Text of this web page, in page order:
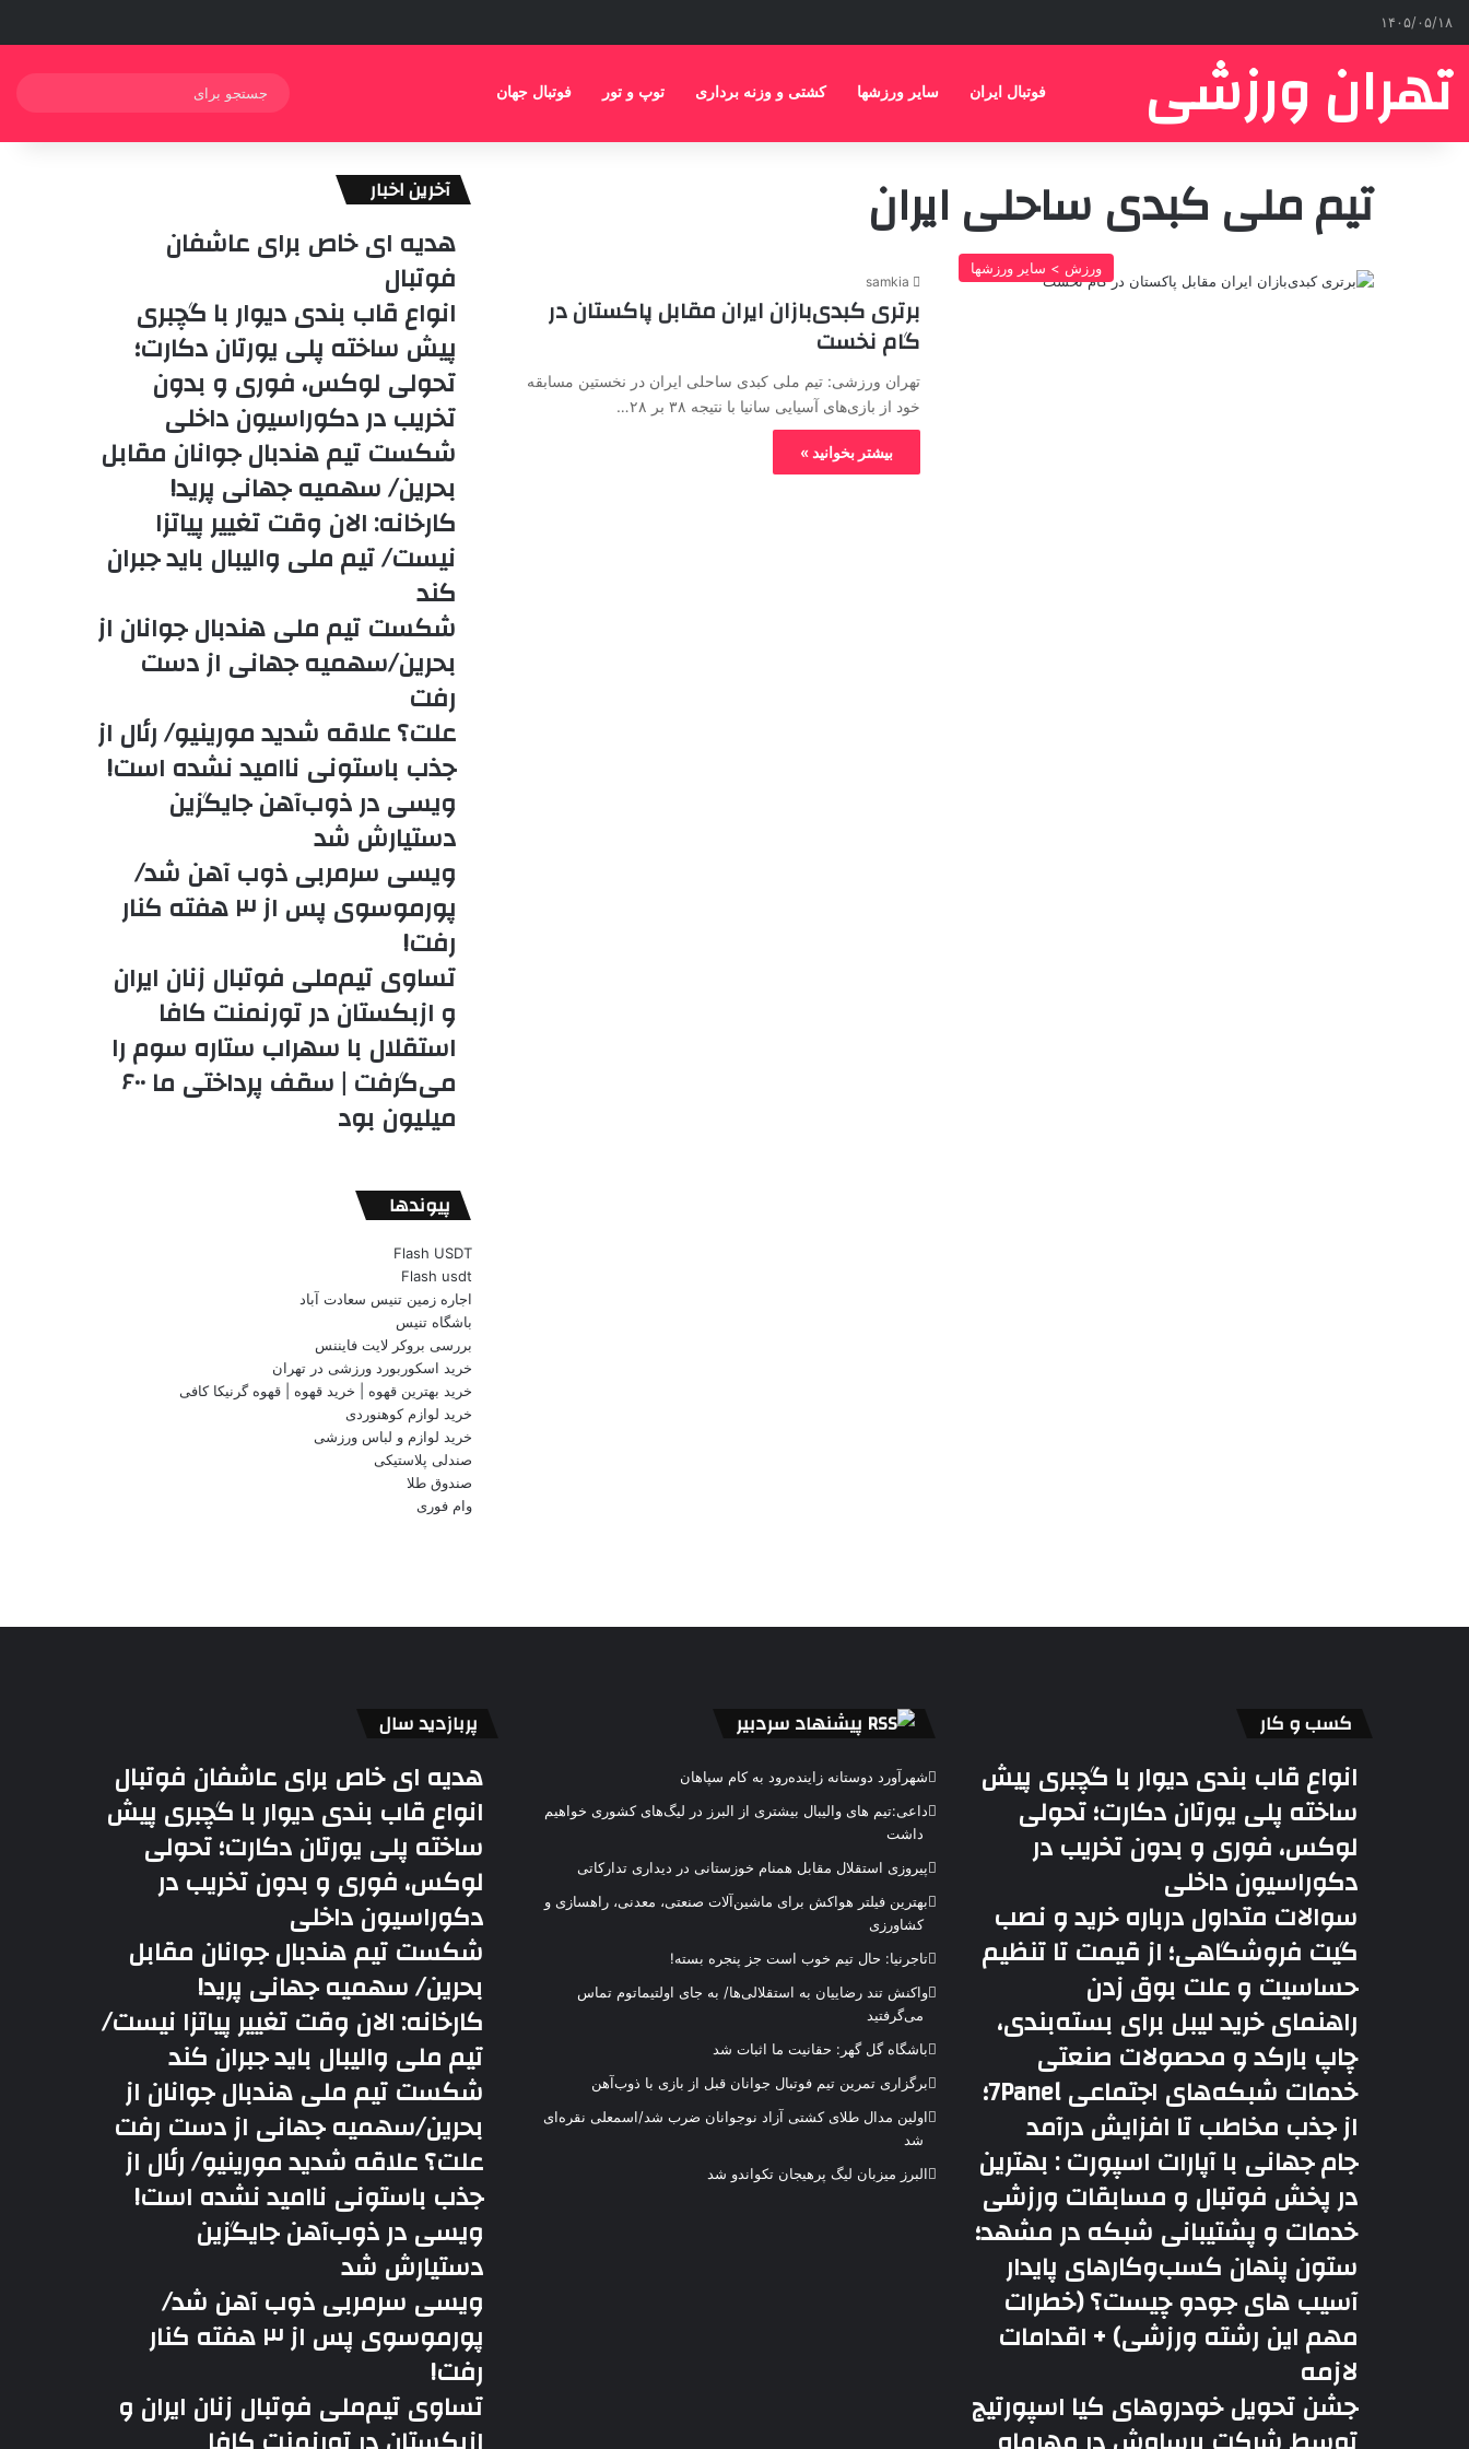
۱۴۰۵/۰۵/۱۸
تهران ورزشی فوتبال ایران سایر ورزشها کشتی و وزنه برداری توپ و تور فوتبال جهان
تیم ملی کبدی ساحلی ایران
ورزش > سایر ورزشها
samkia
برتری کبدی‌بازان ایران مقابل پاکستان در
گام نخست
تهران ورزشی: تیم ملی کبدی ساحلی ایران در نخستین مسابقه
خود از بازی‌های آسیایی سانیا با نتیجه ۳۸ بر ۲۸…
بیشتر بخوانید »
آخرین اخبار
هدیه ای خاص برای عاشفان
فوتبال
انواع قاب بندی دیوار با گچبری
پیش ساخته پلی یورتان دکارت؛
تحولی لوکس، فوری و بدون
تخریب در دکوراسیون داخلی
شکست تیم هندبال جوانان مقابل
بحرین/ سهمیه جهانی پرید!
کارخانه: الان وقت تغییر پیاتزا
نیست/ تیم ملی والیبال باید جبران
کند
شکست تیم ملی هندبال جوانان از
بحرین/سهمیه جهانی از دست
رفت
علت؟ علاقه شدید مورینیو/ رئال از
جذب باستونی ناامید نشده است!
ویسی در ذوب‌آهن جایگزین
دستیارش شد
ویسی سرمربی ذوب آهن شد/
پورموسوی پس از ۳ هفته کنار
رفت!
تساوی تیم‌ملی فوتبال زنان ایران
و ازبکستان در تورنمنت کافا
استقلال با سهراب ستاره سوم را
می‌گرفت | سقف پرداختی ما ۶۰۰
میلیون بود
پیوندها
Flash USDT
Flash usdt
اجاره زمین تنیس سعادت آباد
باشگاه تنیس
بررسی بروکر لایت فایننس
خرید اسکوربورد ورزشی در تهران
خرید بهترین قهوه | خرید قهوه | قهوه گرنیکا کافی
خرید لوازم کوهنوردی
خرید لوازم و لباس ورزشی
صندلی پلاستیکی
صندوق طلا
وام فوری
کسب و کار
انواع قاب بندی دیوار با گچبری پیش
ساخته پلی یورتان دکارت؛ تحولی
لوکس، فوری و بدون تخریب در
دکوراسیون داخلی
سوالات متداول درباره خرید و نصب
گیت فروشگاهی؛ از قیمت تا تنظیم
حساسیت و علت بوق زدن
راهنمای خرید لیبل برای بسته‌بندی،
چاپ بارکد و محصولات صنعتی
خدمات شبکه‌های اجتماعی 7Panel؛
از جذب مخاطب تا افزایش درآمد
جام جهانی با آپارات اسپورت : بهترین
در پخش فوتبال و مسابقات ورزشی
خدمات و پشتیبانی شبکه در مشهد؛
ستون پنهان کسب‌وکارهای پایدار
آسیب های جودو چیست؟ (خطرات
مهم این رشته ورزشی) + اقدامات
لازمه
جشن تحویل خودروهای کیا اسپورتیج
پیشنهاد سردبیر
شهرآورد دوستانه زاینده‌رود به کام سپاهان
داعی:تیم های والیبال بیشتری از البرز در لیگ‌های کشوری خواهیم
داشت
پیروزی استقلال مقابل همنام خوزستانی در دیداری تدارکاتی
بهترین فیلتر هواکش برای ماشین‌آلات صنعتی، معدنی، راهسازی و
کشاورزی
تاجرنیا: حال تیم خوب است جز پنجره بسته!
واکنش تند رضاییان به استقلالی‌ها/ به جای اولتیماتوم تماس
می‌گرفتید
باشگاه گل گهر: حقانیت ما اثبات شد
برگزاری تمرین تیم فوتبال جوانان قبل از بازی با ذوب‌آهن
اولین مدال طلای کشتی آزاد نوجوانان ضرب شد/اسمعلی نقره‌ای
شد
البرز میزبان لیگ پرهیجان تکواندو شد
پربازدید سال
هدیه ای خاص برای عاشفان فوتبال
انواع قاب بندی دیوار با گچبری پیش
ساخته پلی یورتان دکارت؛ تحولی
لوکس، فوری و بدون تخریب در
دکوراسیون داخلی
شکست تیم هندبال جوانان مقابل
بحرین/ سهمیه جهانی پرید!
کارخانه: الان وقت تغییر پیاتزا نیست/
تیم ملی والیبال باید جبران کند
شکست تیم ملی هندبال جوانان از
بحرین/سهمیه جهانی از دست رفت
علت؟ علاقه شدید مورینیو/ رئال از
جذب باستونی ناامید نشده است!
ویسی در ذوب‌آهن جایگزین
دستیارش شد
ویسی سرمربی ذوب آهن شد/
پورموسوی پس از ۳ هفته کنار
رفت!
تساوی تیم‌ملی فوتبال زنان ایران و